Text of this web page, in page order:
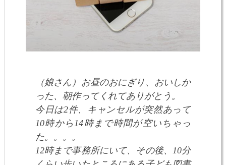
（娘さん）お昼のおにぎり、おいしか
った、朝作ってくれてありがとう。
今日は2件、キャンセルが突然あって
10時から14時まで時間が空いちゃっ
た。。。。
12時まで事務所にいて、その後、10分